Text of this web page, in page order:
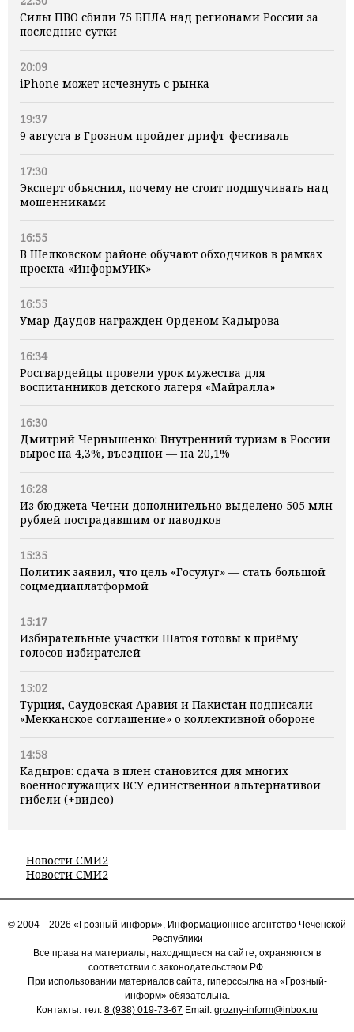
Силы ПВО сбили 75 БПЛА над регионами России за
последние сутки
20:09
iPhone может исчезнуть с рынка
19:37
9 августа в Грозном пройдет дрифт-фестиваль
17:30
Эксперт объяснил, почему не стоит подшучивать над
мошенниками
16:55
В Шелковском районе обучают обходчиков в рамках
проекта «ИнформУИК»
16:55
Умар Даудов награжден Орденом Кадырова
16:34
Росгвардейцы провели урок мужества для
воспитанников детского лагеря «Майралла»
16:30
Дмитрий Чернышенко: Внутренний туризм в России
вырос на 4,3%, въездной — на 20,1%
16:28
Из бюджета Чечни дополнительно выделено 505 млн
рублей пострадавшим от паводков
15:35
Политик заявил, что цель «Госулуг» — стать большой
соцмедиаплатформой
15:17
Избирательные участки Шатоя готовы к приёму
голосов избирателей
15:02
Турция, Саудовская Аравия и Пакистан подписали
«Мекканское соглашение» о коллективной обороне
14:58
Кадыров: сдача в плен становится для многих
военнослужащих ВСУ единственной альтернативой
гибели (+видео)
Новости СМИ2
Новости СМИ2
© 2004—2026 «Грозный-информ», Информационное агентство Чеченской
Республики
Все права на материалы, находящиеся на сайте, охраняются в
соответствии с законодательством РФ.
При использовании материалов сайта, гиперссылка на «Грозный-
информ» обязательна.
Контакты: тел: 8 (938) 019-73-67 Email: grozny-inform@inbox.ru